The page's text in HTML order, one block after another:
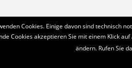
Cookies. Einige davon sind technisch
Cookies akzeptieren Sie mit einem Klick
ändern. Rufen Sie